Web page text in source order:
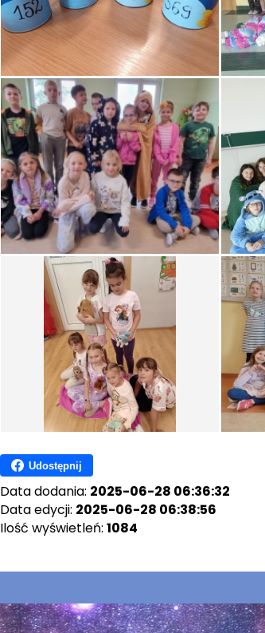
Udostępnij
Data dodania: 2025-06-28 06:36:32
Data edycji: 2025-06-28 06:38:56
Ilość wyświetleń: 1084